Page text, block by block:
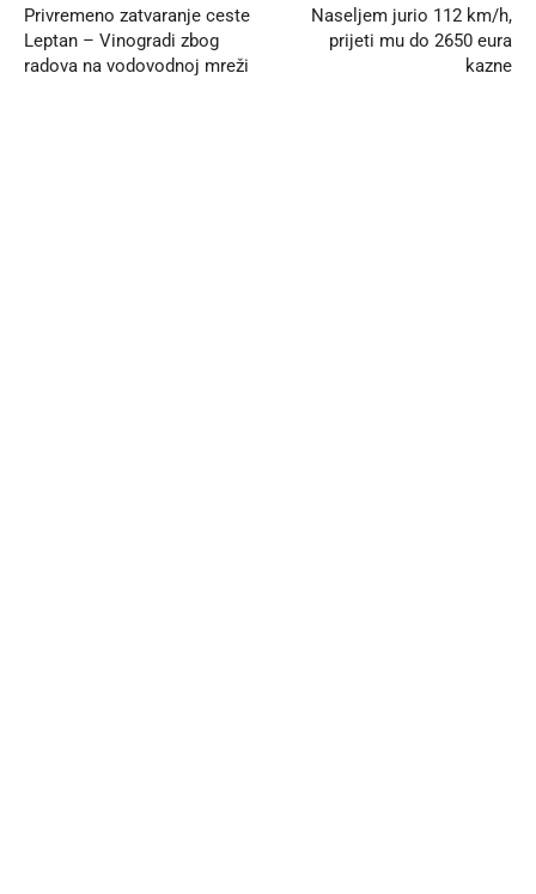
Privremeno zatvaranje ceste
Leptan – Vinogradi zbog
radova na vodovodnoj mreži
Naseljem jurio 112 km/h,
prijeti mu do 2650 eura
kazne